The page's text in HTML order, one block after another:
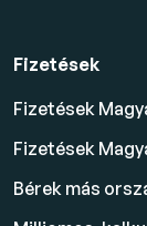
Fizetések
Fizetések
Fizetések
Bérek más